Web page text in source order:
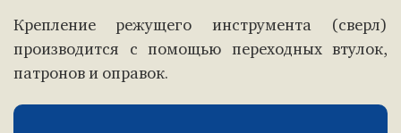
Крепление режущего инструмента (сверл)
производится с помощью переходных втулок,
патронов и оправок.